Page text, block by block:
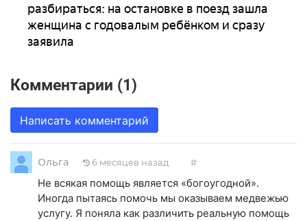
разбираться: на остановке в поезд зашла
женщина с годовалым ребёнком и сразу
заявила
Комментарии (1)
Написать комментарий
Ольга 6 месяцев назад #
Не всякая помощь является «богоугодной».
Иногда пытаясь помочь мы оказываем медвежью
услугу. Я поняла как различить реальную помощь